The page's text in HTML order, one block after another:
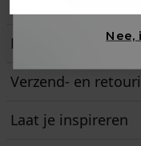
Retourneren
Verzend- en
Laat je inspireren
Nee,